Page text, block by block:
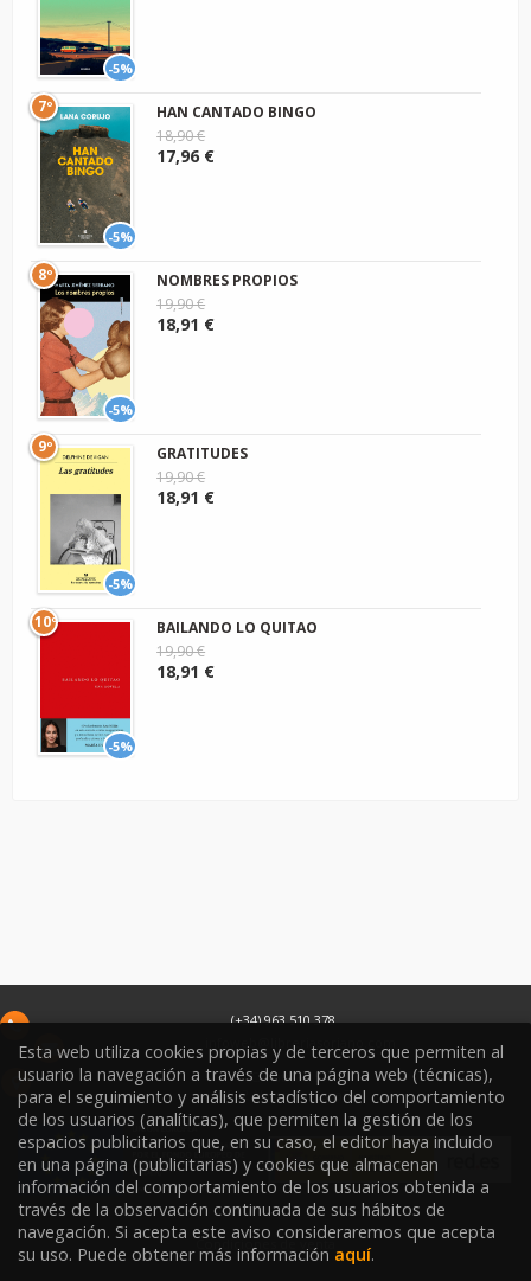
-5%
-5%
7º
HAN CANTADO BINGO
18,90 €
17,96 €
-5%
8º
NOMBRES PROPIOS
19,90 €
18,91 €
-5%
9º
GRATITUDES
19,90 €
18,91 €
-5%
10º
BAILANDO LO QUITAO
19,90 €
18,91 €
(+34) 963 510 378
infoweb@libreriasoriano.com
C/ Xàtiva 15
46002 Valencia España
Condiciones de venta
Esta web utiliza cookies propias y de terceros que permiten al
usuario la navegación a través de una página web (técnicas),
para el seguimiento y análisis estadístico del comportamiento
de los usuarios (analíticas), que permiten la gestión de los
espacios publicitarios que, en su caso, el editor haya incluido
en una página (publicitarias) y cookies que almacenan
información del comportamiento de los usuarios obtenida a
través de la observación continuada de sus hábitos de
navegación. Si acepta este aviso consideraremos que acepta
su uso. Puede obtener más información aquí.